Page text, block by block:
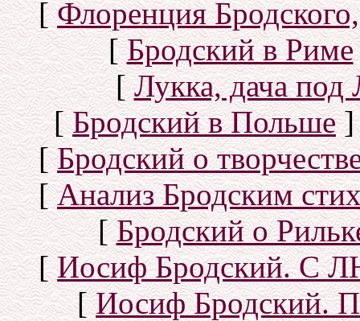
[Флоренция
[Бродский в Риме
[Лукка, дача под
[Бродский в Польше]
[Бродский о
[Анализ Бродским
[Бродский о
[Иосиф Бродский. С
[Иосиф Бродский.